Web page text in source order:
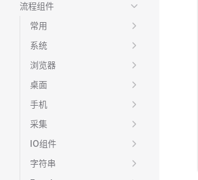
流程组件
常用
系统
浏览器
桌面
手机
采集
IO组件
字符串